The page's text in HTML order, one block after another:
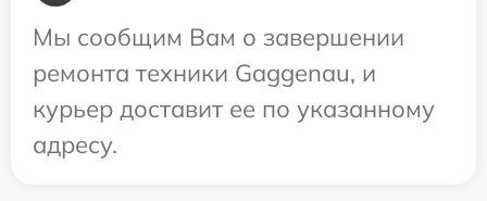
Мы сообщим Вам о завершении
ремонта техники Gaggenau, и
курьер доставит ее по указанному
адресу.